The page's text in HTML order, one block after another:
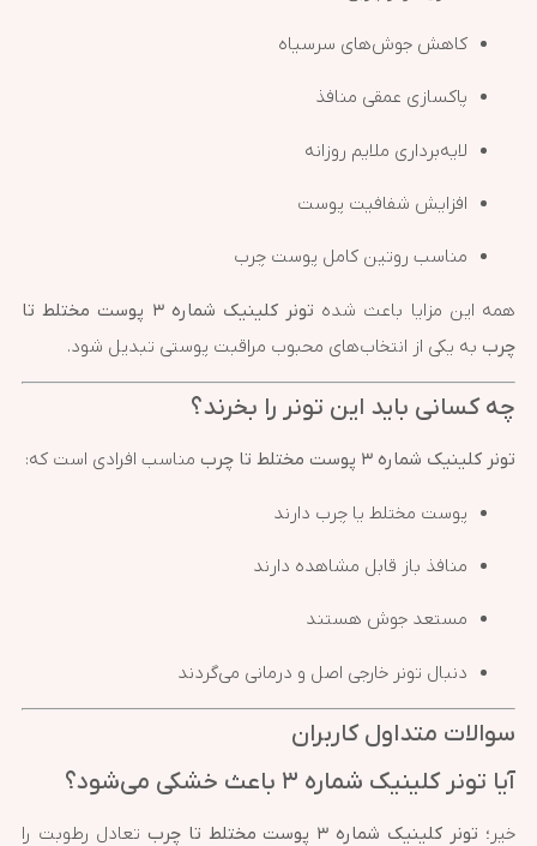
کاهش جوش‌های سرسیاه
پاکسازی عمقی منافذ
لایه‌برداری ملایم روزانه
افزایش شفافیت پوست
مناسب روتین کامل پوست چرب
همه این مزایا باعث شده
تونر کلینیک شماره ۳ پوست مختلط تا
چرب به یکی از انتخاب‌های محبوب مراقبت پوستی تبدیل شود.
چه کسانی باید این تونر را بخرند؟
تونر کلینیک شماره ۳ پوست مختلط تا چرب مناسب افرادی است که:
پوست مختلط یا چرب دارند
منافذ باز قابل مشاهده دارند
مستعد جوش هستند
دنبال تونر خارجی اصل و درمانی می‌گردند
سوالات متداول کاربران
آیا تونر کلینیک شماره ۳ باعث خشکی می‌شود؟
خیر؛ تونر کلینیک شماره ۳ پوست مختلط تا چرب تعادل رطوبت را